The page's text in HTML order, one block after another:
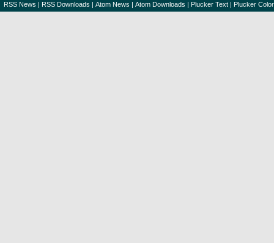
RSS News | RSS Downloads | Atom News | Atom Downloads | Plucker Text | Plucker Color